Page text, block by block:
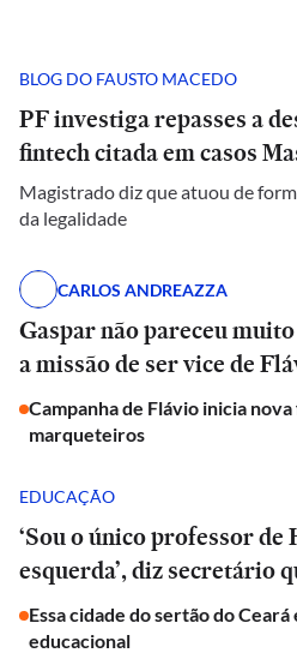
BLOG DO FAUSTO MACEDO
PF investiga repasses a
fintech citada em casos
Magistrado diz que atuou de
da legalidade
CARLOS ANDREAZZA
Gaspar não pareceu
a missão de ser vice de
Campanha de Flávio inicia
marqueteiros
EDUCAÇÃO
‘Sou o único professor de
esquerda’, diz secretário
Essa cidade do sertão do Ceará
educacional